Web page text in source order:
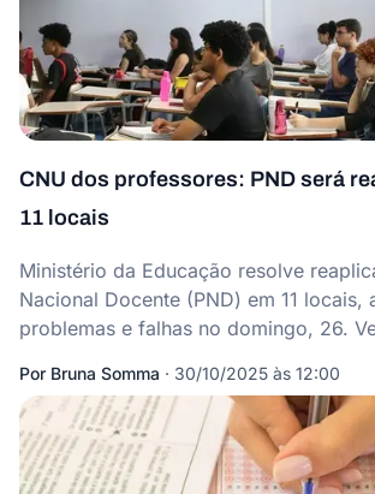
CNU dos professores: PND será
11 locais
Ministério da Educação resolve
Nacional Docente (PND) em 11 locais,
problemas e falhas no domingo, 26.
Por Bruna Somma · 30/10/2025 às 12:00